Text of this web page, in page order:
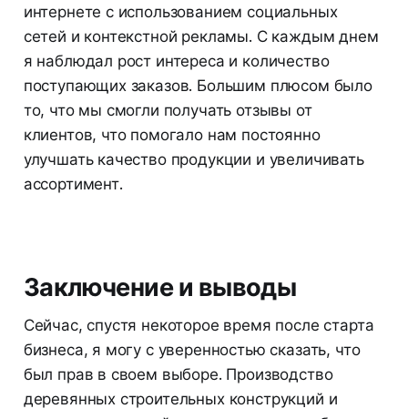
интернете с использованием социальных
сетей и контекстной рекламы. С каждым днем
я наблюдал рост интереса и количество
поступающих заказов. Большим плюсом было
то, что мы смогли получать отзывы от
клиентов, что помогало нам постоянно
улучшать качество продукции и увеличивать
ассортимент.
Заключение и выводы
Сейчас, спустя некоторое время после старта
бизнеса, я могу с уверенностью сказать, что
был прав в своем выборе. Производство
деревянных строительных конструкций и